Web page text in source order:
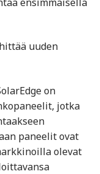
uuden
on
jotka
paneelit ovat
olevat